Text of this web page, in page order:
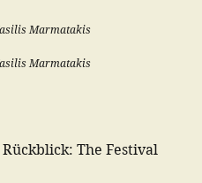
Marmatakis
Marmatakis
The Festival